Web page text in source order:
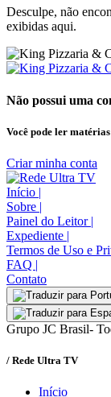
Desculpe, não
exibidas aqui.
Não possui uma
Você pode ler
Criar minha conta
Início |
Sobre |
Painel do Leitor |
Expediente |
Termos de Uso e
FAQ |
Contato
Grupo JC Brasil-
/ Rede Ultra TV
Início